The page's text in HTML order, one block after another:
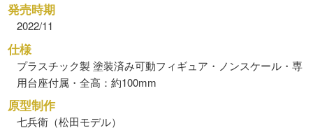
発売時期
2022/11
仕様
プラスチック製 塗装済み可動フィギュア・ノンスケール・専
用台座付属・全高：約100mm
原型制作
七兵衛（松田モデル）